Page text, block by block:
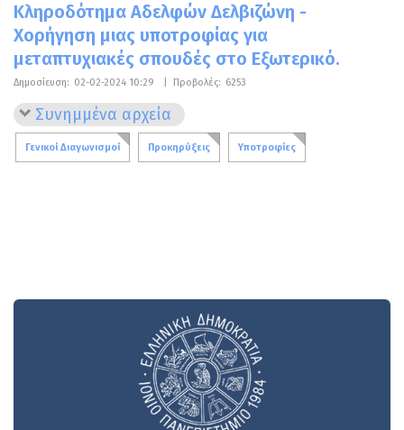
Κληροδότημα Αδελφών Δελβιζώνη -
Χορήγηση μιας υποτροφίας για
μεταπτυχιακές σπουδές στο Εξωτερικό.
Δημοσίευση: 02-02-2024 10:29 Προβολές: 6253
Συνημμένα αρχεία
Γενικοί Διαγωνισμοί Προκηρύξεις Υποτροφίες